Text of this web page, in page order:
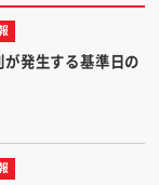
発生する基準日の